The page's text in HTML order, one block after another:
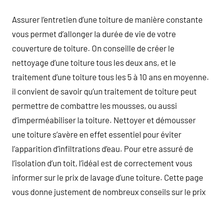
Assurer l’entretien d’une toiture de manière constante
vous permet d’allonger la durée de vie de votre
couverture de toiture. On conseille de créer le
nettoyage d’une toiture tous les deux ans, et le
traitement d’une toiture tous les 5 à 10 ans en moyenne.
il convient de savoir qu’un traitement de toiture peut
permettre de combattre les mousses, ou aussi
d’imperméabiliser la toiture. Nettoyer et démousser
une toiture s’avère en effet essentiel pour éviter
l’apparition d’infiltrations d’eau. Pour etre assuré de
l’isolation d’un toit, l’idéal est de correctement vous
informer sur le prix de lavage d’une toiture. Cette page
vous donne justement de nombreux conseils sur le prix